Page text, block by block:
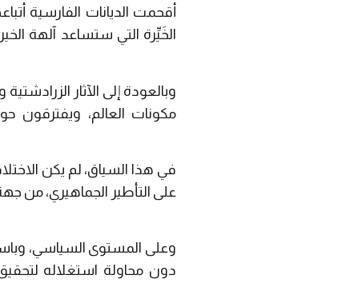
أقحمت الديانات الفارسية
الخَيِّرة التي ستساعد آلهة
وبالعودة إلى الآثار
مكونات العالم، ويفترقون
في هذا السياق، لم يكن
على التأطير الجماهيري، من
وعلى المستوى السياسي،
دون محاولة استغلاله